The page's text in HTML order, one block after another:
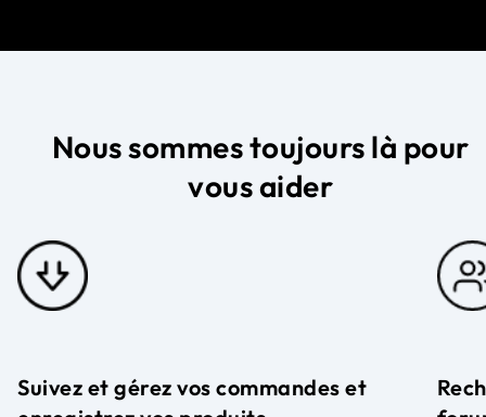
Nous sommes toujours là pour
vous aider
Suivez et gérez vos commandes et